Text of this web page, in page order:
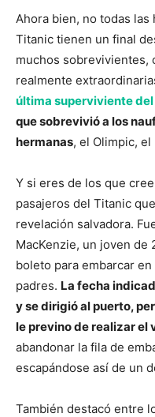
Ahora bien, no todas
Titanic tienen un final
muchos sobrevivientes,
realmente
última superviviente
que sobrevivió a los
hermanas, el Olimpic,
Y si eres de los que
pasajeros del Titanic
revelación salvadora.
MacKenzie, un joven de
boleto para embarcar
padres. La fecha
y se dirigió al puerto,
le previno de realizar el
abandonar la fila de
escapándose así de un
También destacó entre